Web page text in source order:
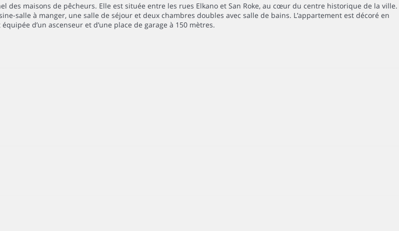
maisons de pêcheurs. Elle est située entre les rues Elkano et San Roke, au cœur du centre historique de la ville.
salle à manger, une salle de séjour et deux chambres doubles avec salle de bains. L’appartement est décoré en
d’un ascenseur et d’une place de garage à 150 mètres.